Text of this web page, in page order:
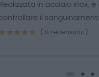
cm. Imbustata
( 0